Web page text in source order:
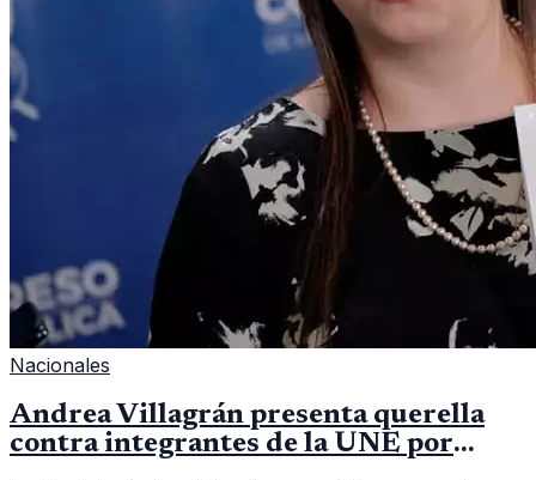
Nacionales
Andrea Villagrán presenta querella
contra integrantes de la UNE por